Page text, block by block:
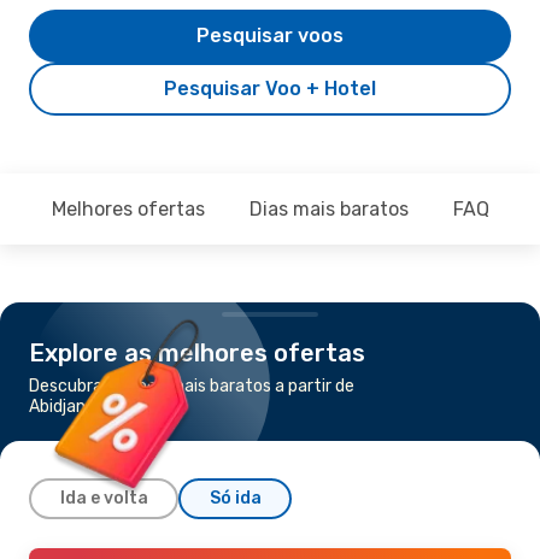
Pesquisar Voo + Hotel
Pesquisar voos
Melhores ofertas Dias mais baratos FAQ
Explore as melhores ofertas
Descubra os voos mais baratos a partir de
Abidjan para Duala
Ida e volta Só ida